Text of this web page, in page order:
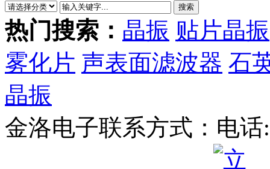
热门搜索： 晶振 贴片晶振
雾化片 声表面滤波器 石
晶振
金洛电子联系方式： 电话